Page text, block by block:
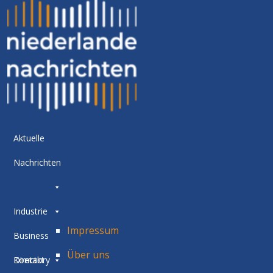
Aktuelle
Nachrichten
Industrie
Business
Directory
Kontakt
Impressum
Über uns